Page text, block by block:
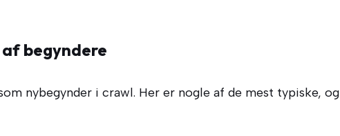
begyndere
nybegynder i crawl. Her er nogle af de mest typiske, og